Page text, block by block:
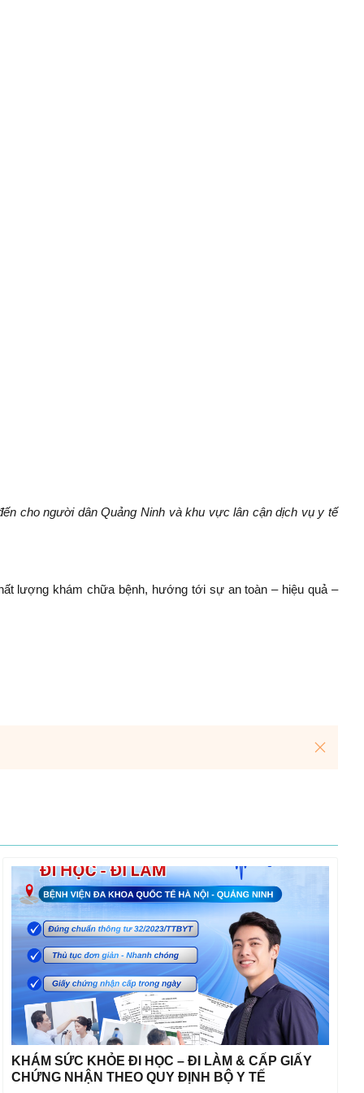
cho người dân Quảng Ninh và khu vực lân cận dịch vụ y tế
lượng khám chữa bệnh, hướng tới sự an toàn – hiệu quả –
KHÁM SỨC KHỎE ĐI HỌC – ĐI LÀM & CẤP GIẤY
CHỨNG NHẬN THEO QUY ĐỊNH BỘ Y TẾ